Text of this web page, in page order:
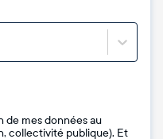
de mes données au
collectivité publique). Et